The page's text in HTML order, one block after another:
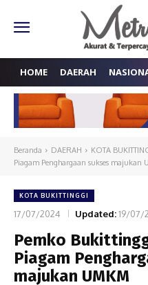
HOME DAERAH
Beranda DAERAH KOTA
Piagam Penghargaan sukses majukan
KOTA BUKITTINGGI
17/07/2024 Updated:19/07/
Pemko
Piagam
majukan UMKM